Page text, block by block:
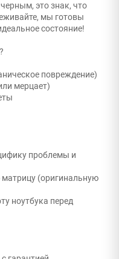
это знак, что
мы готовы
состояние!
повреждение)
мерцает)
проблемы и
(оригинальную
ноутбука перед